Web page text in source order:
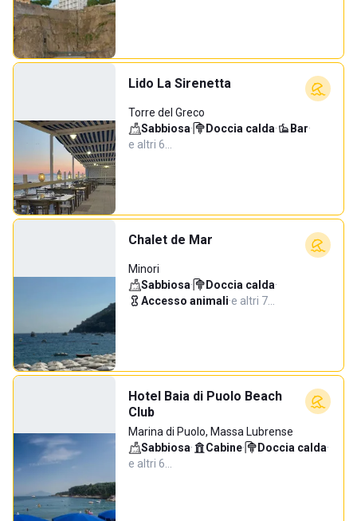
Lido La Sirenetta
Torre del Greco
Sabbiosa· Doccia calda· Bar·
e altri 6…
Chalet de Mar
Minori
Sabbiosa· Doccia calda·
Accesso animali·e altri 7…
Hotel Baia di Puolo Beach
Club
Marina di Puolo, Massa Lubrense
Sabbiosa· Cabine· Doccia calda·
e altri 6…